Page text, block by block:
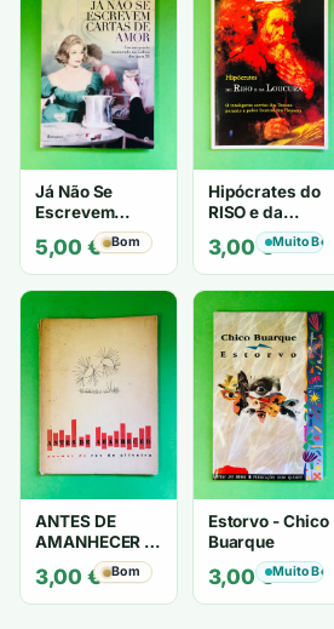
Já Não Se
Escrevem
Cartas de Amor
- Mário
Zambujal
5,00 € Bom
Hipócrates do
RISO e da
LOUCURA
3,00€Muito Bom
ANTES DE
AMANHECER -
ruy de oliveira
3,00 € Bom
Estorvo - Chico
Buarque
3,00€Muito Bom